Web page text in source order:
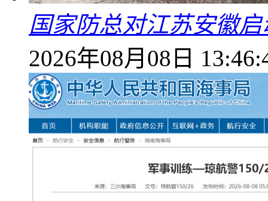
国家防总对江苏安徽
2026年08月08日